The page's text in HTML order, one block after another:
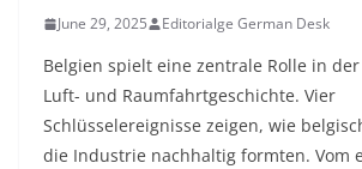
June 29, 2025 Editorialge German Desk
Belgien spielt eine zentrale Rolle in
Luft- und Raumfahrtgeschichte. Vier
Schlüsselereignisse zeigen, wie
die Industrie nachhaltig formten. Vom